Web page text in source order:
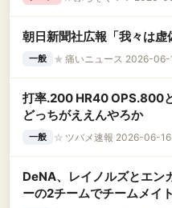
朝日新聞社広報「我々は虚
一般 ★ 痛いニュース 2026-06-
打率.200 HR40 OPS.800
どっちがええんやろか
一般 ☆ ツバメ速報 2026-06-16
DeNA、レイノルズとエン
ーの2チームでチームメイ